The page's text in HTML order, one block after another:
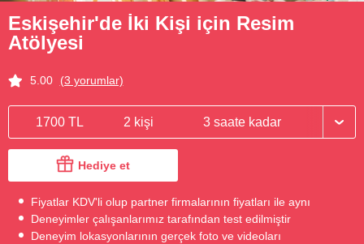
Eskişehir'de İki Kişi için Resim
Atölyesi
5.00 (3 yorumlar)
1700 TL 2 kişi 3 saate kadar
Hediye et
Fiyatlar KDV'li olup partner firmalarının fiyatları ile aynı
Deneyimler çalışanlarımız tarafından test edilmiştir
Deneyim lokasyonlarının gerçek foto ve videoları